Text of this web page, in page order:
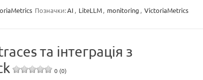
Позначки:AI , LiteLLM, monitoring , VictoriaMetrics
та інтеграція з
0 (0)